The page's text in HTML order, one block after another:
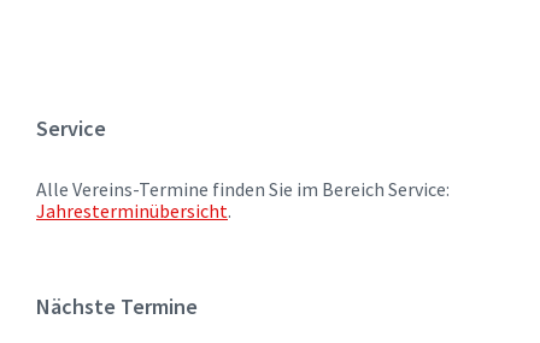
Service
Alle Vereins-Termine finden Sie im Bereich Service:
Jahresterminübersicht.
Nächste Termine